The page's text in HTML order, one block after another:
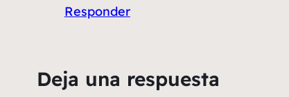
Responder
Deja una respuesta